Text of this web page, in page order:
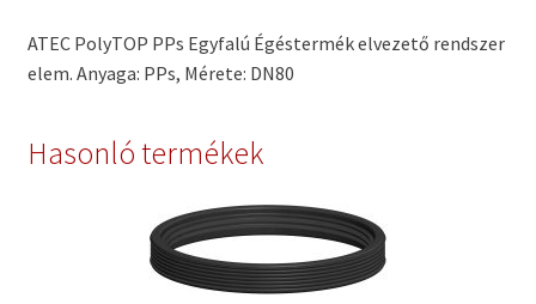
ATEC PolyTOP PPs Egyfalú Égéstermék elvezető rendszer
elem. Anyaga: PPs, Mérete: DN80
Hasonló termékek